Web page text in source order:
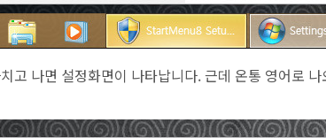
고 나면 설정화면이 나타납니다. 근데 온통 영어로